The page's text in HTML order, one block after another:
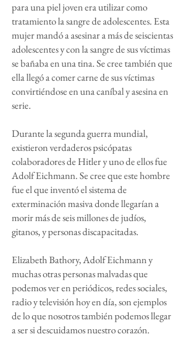
para una piel joven era utilizar como
tratamiento la sangre de adolescentes. Esta
mujer mandó a asesinar a más de seiscientas
adolescentes y con la sangre de sus víctimas
se bañaba en una tina. Se cree también que
ella llegó a comer carne de sus víctimas
convirtiéndose en una caníbal y asesina en
serie.
Durante la segunda guerra mundial,
existieron verdaderos psicópatas
colaboradores de Hitler y uno de ellos fue
Adolf Eichmann. Se cree que este hombre
fue el que inventó el sistema de
exterminación masiva donde llegarían a
morir más de seis millones de judíos,
gitanos, y personas discapacitadas.
Elizabeth Bathory, Adolf Eichmann y
muchas otras personas malvadas que
podemos ver en periódicos, redes sociales,
radio y televisión hoy en día, son ejemplos
de lo que nosotros también podemos llegar
a ser si descuidamos nuestro corazón.